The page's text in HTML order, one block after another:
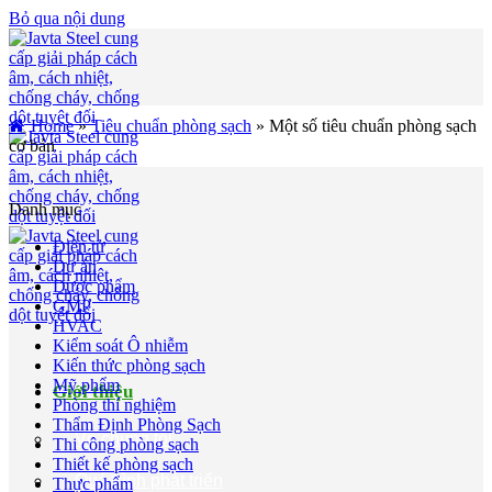
Bỏ qua nội dung
Giới thiệu
Về chúng tôi
Quá trình phát triển
Home»Tiêu chuẩn phòng sạch » Một số tiêu chuẩn phòng sạch
cơ bản
Danh mục
Điện tử
Dự án
Dược phẩm
GMP
HVAC
Kiểm soát Ô nhiễm
Kiến thức phòng sạch
Mỹ phẩm
Phòng thí nghiệm
Thẩm Định Phòng Sạch
Thi công phòng sạch
Thiết kế phòng sạch
Thực phẩm